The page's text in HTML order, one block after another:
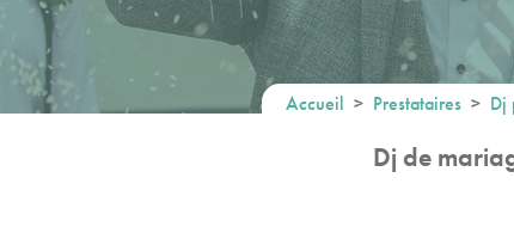
Accueil Prestataires Dj
Dj de